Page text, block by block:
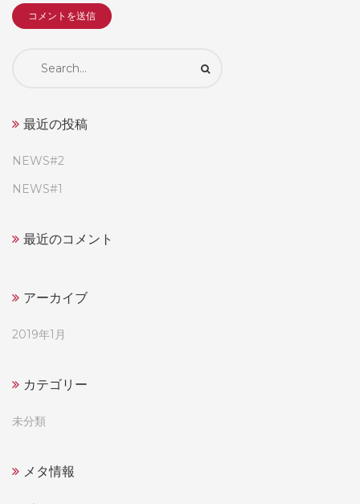
Search
最近の投稿
NEWS#2
NEWS#1
最近のコメント
アーカイブ
2019年1月
カテゴリー
未分類
メタ情報